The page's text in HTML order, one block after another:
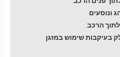
ונוסעים
הרכב
בעיקבות שימוש במזגן